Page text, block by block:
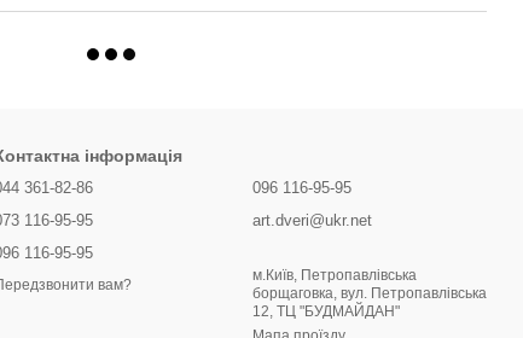
інформація
361-82-86
116-95-95
116-95-95
вам?
096 116-95-95
art.dveri@ukr.net
м.Київ, Петропавлівська
борщаговка, вул. Петропавлівська
12, ТЦ "БУДМАЙДАН"